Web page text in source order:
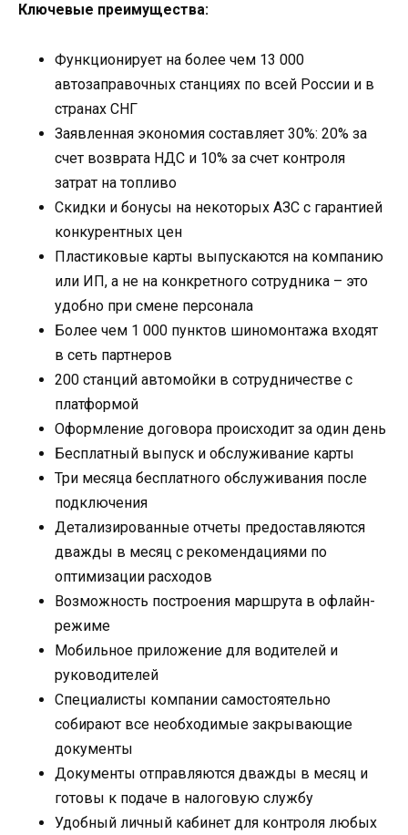
Ключевые преимущества:
Функционирует на более чем 13 000
автозаправочных станциях по всей России и в
странах СНГ
Заявленная экономия составляет 30%: 20% за
счет возврата НДС и 10% за счет контроля
затрат на топливо
Скидки и бонусы на некоторых АЗС с гарантией
конкурентных цен
Пластиковые карты выпускаются на компанию
или ИП, а не на конкретного сотрудника – это
удобно при смене персонала
Более чем 1 000 пунктов шиномонтажа входят
в сеть партнеров
200 станций автомойки в сотрудничестве с
платформой
Оформление договора происходит за один день
Бесплатный выпуск и обслуживание карты
Три месяца бесплатного обслуживания после
подключения
Детализированные отчеты предоставляются
дважды в месяц с рекомендациями по
оптимизации расходов
Возможность построения маршрута в офлайн-
режиме
Мобильное приложение для водителей и
руководителей
Специалисты компании самостоятельно
собирают все необходимые закрывающие
документы
Документы отправляются дважды в месяц и
готовы к подаче в налоговую службу
Удобный личный кабинет для контроля любых